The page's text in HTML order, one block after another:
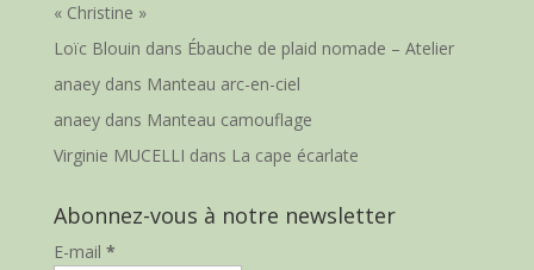
« Christine »
Loïc Blouin dans Ébauche de plaid nomade – Atelier
anaeydans Manteau arc-en-ciel
anaeydans Manteau camouflage
Virginie MUCELLI dans La cape écarlate
Abonnez-vous à notre newsletter
E-mail *